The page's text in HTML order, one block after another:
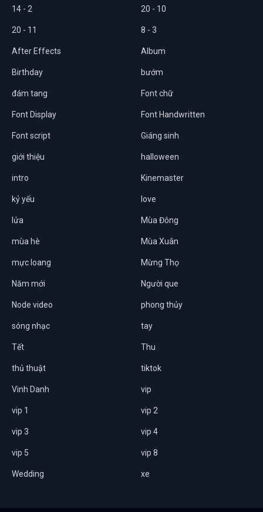
14 - 2 20 - 10
20 - 11 8 - 3
After Effects Album
Birthday bướm
đám tang Font chữ
Font Display Font Handwritten
Font script Giáng sinh
giới thiệu halloween
intro Kinemaster
kỷ yếu love
lửa Mùa Đông
mùa hè Mùa Xuân
mực loang Mừng Thọ
Năm mới Người que
Node video phong thủy
sóng nhạc tay
Tết Thu
thủ thuật tiktok
Vinh Danh vip
vip 1 vip 2
vip 3 vip 4
vip 5 vip 8
Wedding xe